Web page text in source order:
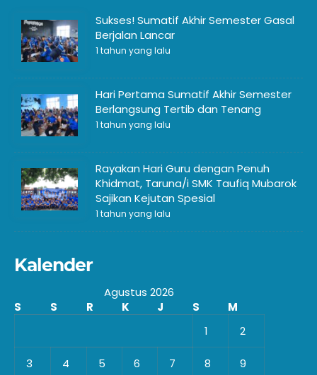
Sukses! Sumatif Akhir Semester Gasal
Berjalan Lancar
1 tahun yang lalu
Hari Pertama Sumatif Akhir Semester
Berlangsung Tertib dan Tenang
1 tahun yang lalu
Rayakan Hari Guru dengan Penuh
Khidmat, Taruna/i SMK Taufiq Mubarok
Sajikan Kejutan Spesial
1 tahun yang lalu
Kalender
Agustus 2026
S
S R K J S
M
1
2
3 4 5 6 7 8 9